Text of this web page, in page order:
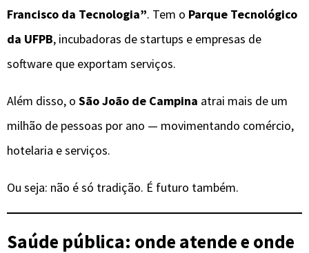
Francisco da Tecnologia”. Tem o Parque Tecnológico
da UFPB, incubadoras de startups e empresas de
software que exportam serviços.
Além disso, o São João de Campina atrai mais de um
milhão de pessoas por ano — movimentando comércio,
hotelaria e serviços.
Ou seja: não é só tradição. É futuro também.
Saúde pública: onde atende e onde